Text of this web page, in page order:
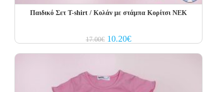
Παιδικό Σετ T-shirt / Κολάν με στάμπα Κορίτσι ΝΕΚ
17.00€ Original
price
10.20€Current
price